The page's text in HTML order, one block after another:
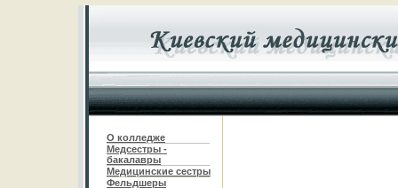
О колледже
Медсестры -
бакалавры
Медицинские сестры
Фельдшеры